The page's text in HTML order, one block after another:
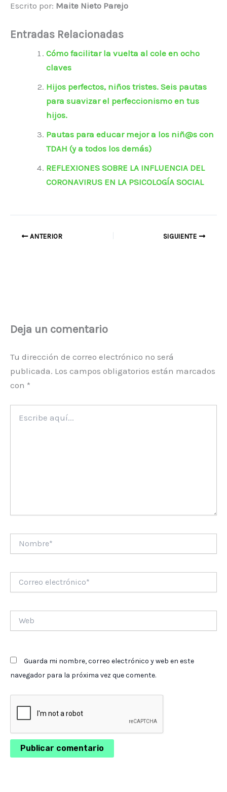
Escrito por: Maite Nieto Parejo
Entradas Relacionadas
Cómo facilitar la vuelta al cole en ocho
claves
Hijos perfectos, niños tristes. Seis pautas
para suavizar el perfeccionismo en tus
hijos.
Pautas para educar mejor a los niñ@s con
TDAH (y a todos los demás)
REFLEXIONES SOBRE LA INFLUENCIA DEL
CORONAVIRUS EN LA PSICOLOGÍA SOCIAL
ANTERIOR SIGUIENTE
Deja un comentario
Tu dirección de correo electrónico no será
publicada. Los campos obligatorios están marcados
con *
aquí...
electrónico*
Guarda mi nombre, correo electrónico y web en este
navegador para la próxima vez que comente.